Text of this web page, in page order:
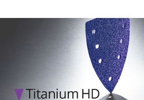
Kress:900 HEX/2, 900 MPS
D26410, DW443
UT 150 E, UX 150 E
BO6030, BO6040J
SXE 425 XL, SXE 450 Duo,
TurboTec
/marketing/parallax/menzer/